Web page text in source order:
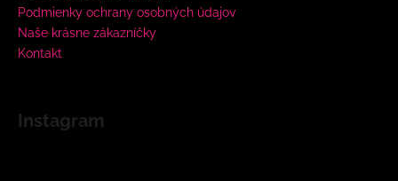
Podmienky ochrany osobných údajov
Naše krásne zákazníčky
Kontakt
Instagram